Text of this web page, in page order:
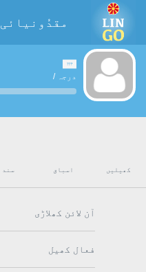
مقدُونیائی
درجہ/
کھیلیں اسباق سند
آن لائن کھلاڑی
فعال کھیل